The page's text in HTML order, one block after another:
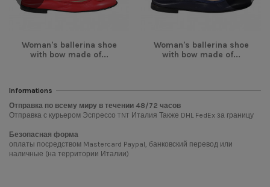
Woman's ballerina shoe
with bow made of...
Woman's ballerina shoe
with bow made of...
Informations
Отправка по всему миру в течении 48/72 часов
Отправка с курьером Эспрессо TNT Италия Также DHL FedEx за границу
Безопасная форма
оплаты посредством Mastercard Paypal, банковский перевод или
наличные (на территории Италии)